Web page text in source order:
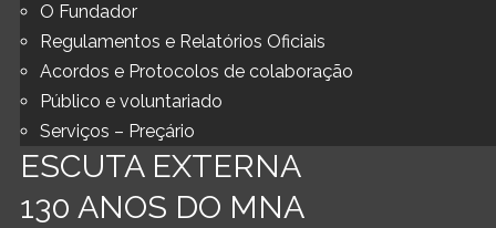
O Fundador
Regulamentos e Relatórios Oficiais
Acordos e Protocolos de colaboração
Público e voluntariado
Serviços – Preçário
ESCUTA EXTERNA
130 ANOS DO MNA